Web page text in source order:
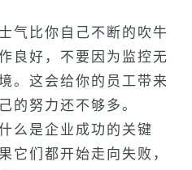
气比你自己不断的吹牛
良好，不要因为监控无
。这会给你的员工带来
的努力还不够多。
么是企业成功的关键
它们都开始走向失败，